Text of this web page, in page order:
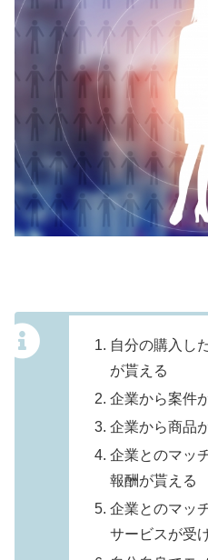
自分の購入し
が貰える
企業から案件
企業から商品
企業とのマッ
報酬が貰える
企業とのマッ
サービスが受